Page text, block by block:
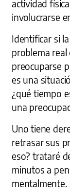
actividad
involucrarse
Identificar si
problema
preocuparse
es una
¿qué tiempo
una
Uno tiene
retrasar sus
eso? trataré
minutos a
mentalmente.